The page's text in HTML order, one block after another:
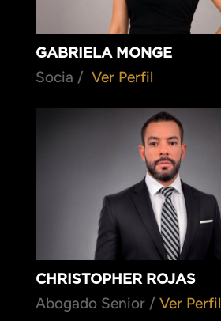
GABRIELA MONGE
Socia / Ver Perfil
CHRISTOPHER ROJAS
Abogado Senior / Ver Perfil